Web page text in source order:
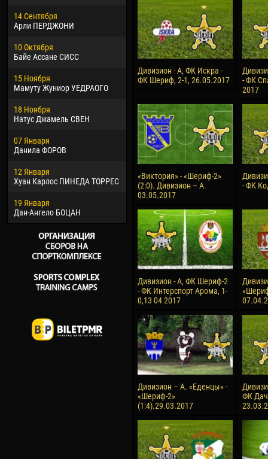
14 Сентября
Арли ПЕРДЖОНИ
10 Октября
Байе Ассане СИСС
15 Ноября
Мамуту Жуниор УЕДРАОГО
18 Ноября
Натус Джамель СВЕН
07 Января
Данила ФОРОВ
12 Января
Хуан Карлос ПИНЕДА ТОРРЕС
19 Января
Дан-Ангело БОЦАН
24 Февраля
Владислав КОСТИН
02 Марта
Вячеслав КОЗМА
09 Марта
Эммануэль АФЕТСЕ
Хайдер Морено АСПРИЛЬЯ
22 Марта
Самба КОНЕ
26 Марта
Витор Уго Морайс де
ОЛИВЕЙРА
Раи ЛОПЕС ДЕ ОЛИВЕЙРА
13
24
15
28
10
Дивизион - А, ФК Искра -
ФК Шериф, 2-1, 26.05.2017
- ФК
2017
«Виктория» - «Шериф-2»
(2:0). Дивизион – А.
03.05.2017
- ФК
Дивизион - А, ФК Шериф-2
- ФК Интерспорт Арома, 1-
0,13 04 2017
Дивизион – А. «Еденцы» -
«Шериф-2»
(1:4).29.03.2017
ФК